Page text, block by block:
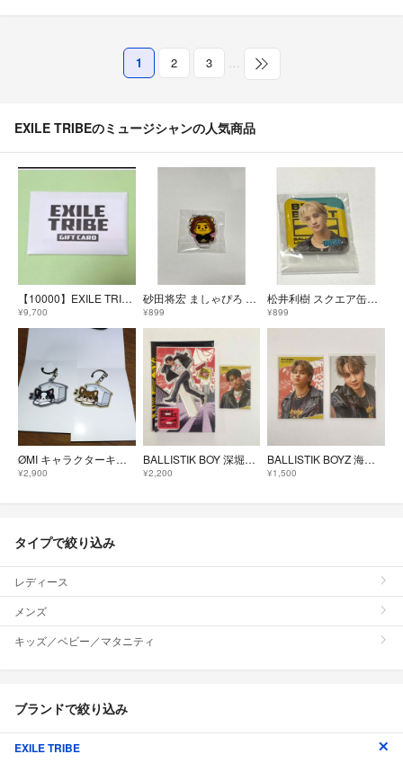
1 2 3 …
EXILE TRIBEのミュージシャンの人気商品
【10000】EXILE TRIBE GIFT CARD カード
¥9,700
砂田将宏 ましゃぴろ ミニアクリルスタンド 会場ガチャ
¥899
松井利樹 スクエア缶バッチ 会場ガチャ
¥899
ØMI キャラクターキーホルダー 2点セット
¥2,900
BALLISTIK BOY 深堀未来 アクスタ&フォトカード
¥2,200
BALLISTIK BOYZ 海沼流星 フォトカードセット
¥1,500
タイプで絞り込み
レディース
メンズ
キッズ／ベビー／マタニティ
ブランドで絞り込み
EXILE TRIBE